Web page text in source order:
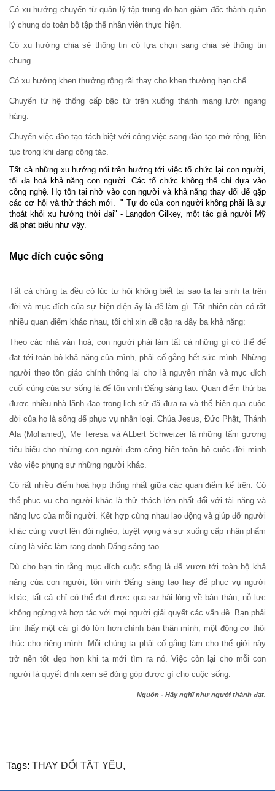
Có xu hướng chuyển từ quản lý tập trung do ban giám đốc thành quản
lý chung do toàn bộ tập thể nhân viên thực hiện.
Có xu hướng chia sẻ thông tin có lựa chọn sang chia sẻ thông tin
chung.
Có xu hướng khen thưởng rộng rãi thay cho khen thưởng hạn chế.
Chuyển từ hệ thống cấp bậc từ trên xuống thành mạng lưới ngang
hàng.
Chuyển việc đào tạo tách biệt với công việc sang đào tạo mở rộng, liên
tục trong khi đang công tác.
Tất cả những xu hướng nói trên hướng tới việc tổ chức lại con người,
tối đa hoá khả năng con người. Các tổ chức không thể chỉ dựa vào
công nghệ. Họ tồn tại nhờ vào con người và khả năng thay đổi để gặp
các cơ hội và thử thách mới.
" Tự do của con người không phải là sự
thoát khỏi xu hướng thời đại" - Langdon Gilkey, một tác giả người Mỹ
đã phát biểu như vậy.
Mục đích cuộc sống
Tất cả chúng ta đều có lúc tự hỏi không biết tại sao ta lại sinh ta trên
đời và mục đích của sự hiện diện ấy là để làm gì. Tất nhiên còn có rất
nhiều quan điểm khác nhau, tôi chỉ xin đề cập ra đây ba khả năng:
Theo các nhà văn hoá, con người phải làm tất cả những gì có thể để
đạt tới toàn bộ khả năng của mình, phải cố gắng hết sức mình. Những
người theo tôn giáo chính thống lại cho là nguyên nhân và mục đích
cuối cùng của sự sống là để tôn vinh Đấng sáng tạo. Quan điểm thứ ba
được nhiều nhà lãnh đạo trong lịch sử đã đưa ra và thể hiện qua cuộc
đời của họ là sống để phục vụ nhân loại. Chúa Jesus, Đức Phật, Thánh
Ala (Mohamed), Mẹ Teresa và ALbert Schweizer là những tấm gương
tiêu biểu cho những con người đem cống hiến toàn bộ cuộc đời mình
vào việc phụng sự những người khác.
Có rất nhiều điểm hoà hợp thống nhất giữa các quan điểm kể trên. Có
thể phục vụ cho người khác là thử thách lớn nhất đối với tài năng và
năng lực của mỗi người. Kết hợp cùng nhau lao động và giúp đỡ người
khác cùng vượt lên đói nghèo, tuyệt vọng và sự xuống cấp nhân phẩm
cũng là việc làm rạng danh Đấng sáng tạo.
Dù cho bạn tin rằng mục đích cuộc sống là để vươn tới toàn bộ khả
năng của con người, tôn vinh Đấng sáng tạo hay để phục vụ người
khác, tất cả chỉ có thể đạt được qua sự hài lòng về bản thân, nỗ lực
không ngừng và hợp tác với mọi người giải quyết các vấn đề. Bạn phải
tìm thấy một cái gì đó lớn hơn chính bản thân mình, một động cơ thôi
thúc cho riêng mình. Mỗi chúng ta phải cố gắng làm cho thế giới này
trở nên tốt đẹp hơn khi ta mới tìm ra nó. Việc còn lại cho mỗi con
người là quyết định xem sẽ đóng góp được gì cho cuộc sống.
Nguồn - Hãy nghĩ như người thành đạt.
Tags: THAY ĐỔI TẤT YẾU,